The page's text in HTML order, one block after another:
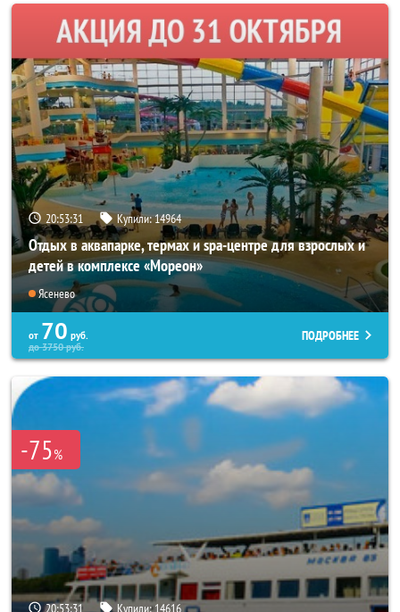
20:53:27 Купили:14964
Отдых в аквапарке, термах и spa-центре для взрослых и
детей в комплексе «Мореон»
Ясенево
от 70 руб.
до3750руб.
ПОДРОБНЕЕ
-75%
20:53:27 Купили:14616